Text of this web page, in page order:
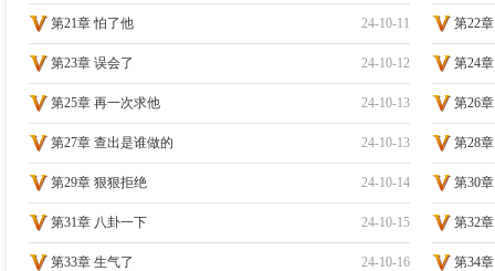
24-10-11
第21章 怕了他 第22
24-10-12
第23章 误会了 第24
24-10-13
第25章 再一次求他 第26
24-10-13
第27章 查出是谁做的 第28
24-10-14
第29章 狠狠拒绝 第30
24-10-15
第31章 八卦一下 第32
24-10-16
第33章 生气了 第34